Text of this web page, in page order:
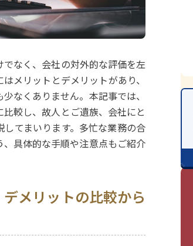
なく、会社の対外的な評価を左
メリットとデメリットがあり、
なくありません。本記事では、
較し、故人とご遺族、会社にと
てまいります。多忙な業務の合
具体的な手順や注意点もご紹介
メリットの比較から